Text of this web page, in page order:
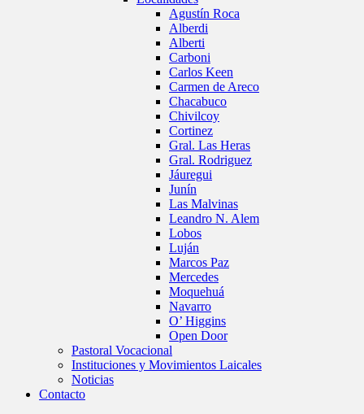
Agustín Roca
Alberdi
Alberti
Carboni
Carlos Keen
Carmen de Areco
Chacabuco
Chivilcoy
Cortinez
Gral. Las Heras
Gral. Rodriguez
Jáuregui
Junín
Las Malvinas
Leandro N. Alem
Lobos
Luján
Marcos Paz
Mercedes
Moquehuá
Navarro
O’ Higgins
Open Door
Pastoral Vocacional
Instituciones y Movimientos Laicales
Noticias
Contacto